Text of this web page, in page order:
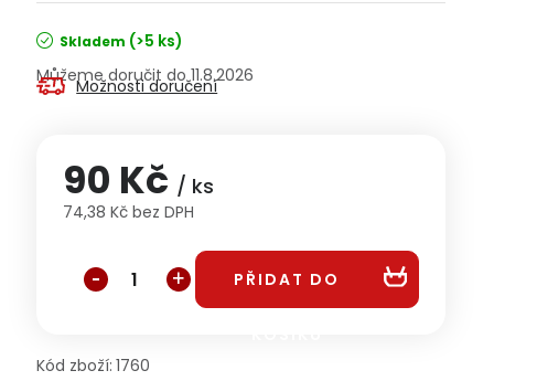
Skladem (>5 ks)
11.8.2026
Možnosti doručení
90 Kč / ks
74,38 Kč bez DPH
PŘIDAT DO
Kód zboží: 1760